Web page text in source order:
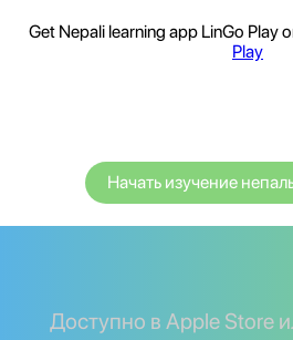
Get Nepali learning app LinGo Play
Play
Начать изучение
Доступно в Apple Store